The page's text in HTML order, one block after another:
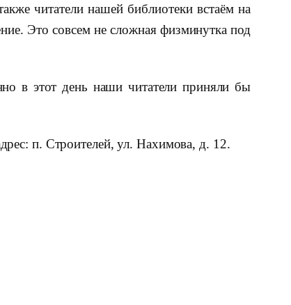
читатели нашей библиотеки встаём на
Это совсем не сложная физминутка под
в этот день наши читатели приняли бы
п. Строителей, ул. Нахимова, д. 12.